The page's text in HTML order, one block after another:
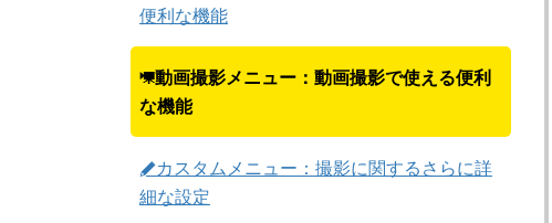
便利な機能
1動画撮影メニュー：動画撮影で使える便利
な機能
Aカスタムメニュー：撮影に関するさらに詳
細な設定